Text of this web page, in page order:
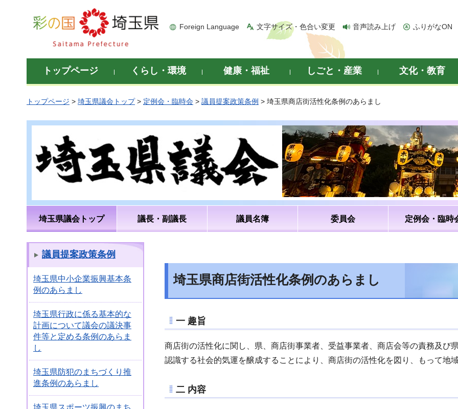
彩の国 埼玉県
Foreign Language 文字サイズ・色合い変更 音声読み上げ ふりがなON
トップページ くらし・環境 健康・福祉 しごと・産業 文化・教育
トップページ > 埼玉県議会トップ> 定例会・臨時会 > 議員提案政策条例 > 埼玉県商店街活性化条例のあらまし
埼玉県議会トップ 議長・副議長 議員名簿 委員会 定例会・臨時
議員提案政策条例
埼玉県中小企業振興基本条
例のあらまし
埼玉県行政に係る基本的な
計画について議会の議決事
件等と定める条例のあらま
し
埼玉県防犯のまちづくり推
進条例のあらまし
埼玉県スポーツ振興のまち
埼玉県商店街活性化条例のあらまし
一 趣旨
商店街の活性化に関し、県、商店街事業者、受益事業者、商店会等の責務及び
認識する社会的気運を醸成することにより、商店街の活性化を図り、もって地
二 内容